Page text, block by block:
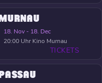
MURNAU
18. Nov - 18. Dec
20:00 Uhr Kino Murnau
TICKETS
PASSAU